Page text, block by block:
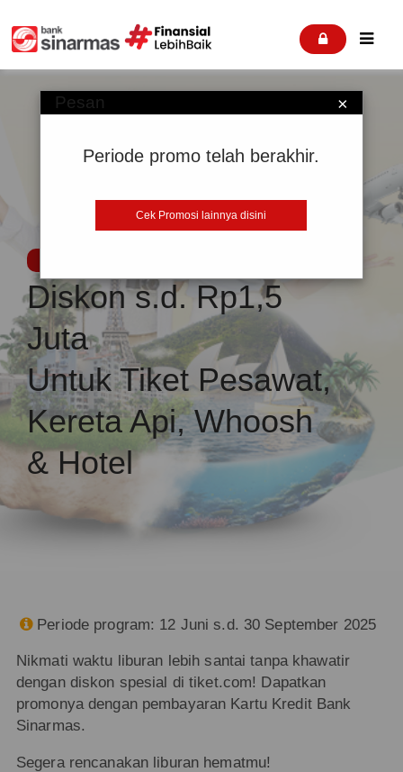
 
Diskon s.d. Rp1,5
Juta
Untuk Tiket Pesawat,
Kereta Api, Whoosh
& Hotel
 Periode program: 12 Juni s.d. 30 September 2025
Nikmati waktu liburan lebih santai tanpa khawatir
dengan diskon spesial di tiket.com! Dapatkan
promonya dengan pembayaran Kartu Kredit Bank
Sinarmas.
Segera rencanakan liburan hematmu!
×
Pesan
Periode promo telah berakhir.
Cek Promosi lainnya disini